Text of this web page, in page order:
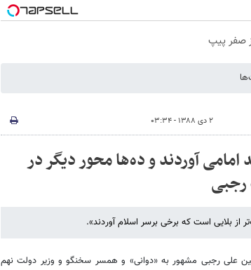
۲ دی ۱۳۸۸ - ۰۳:۳۴
آوردند و ده‌ها محور دیگر در
رجبی
بلایی است که برخی برسر اسلام آوردند».
علی رجبی مشهور به «دوانی» و همسر سخنگو و وزیر دولت نهم